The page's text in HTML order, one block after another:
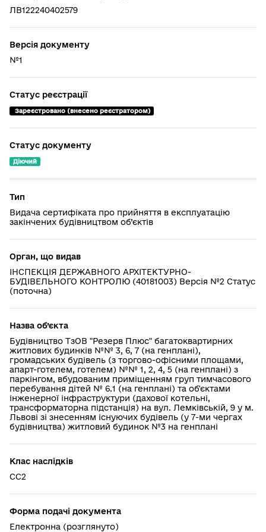
ЛВ122240402579
Версія документу
№1
Статус реєстрації
Зареєстровано (внесено реєстратором)
Статус документу
Діючий
Тип
Видача сертифіката про прийняття в експлуатацію
закінчених будівництвом об’єктів
Орган, що видав
ІНСПЕКЦІЯ ДЕРЖАВНОГО АРХІТЕКТУРНО-
БУДІВЕЛЬНОГО КОНТРОЛЮ (40181003) Версія №2 Статус
(поточна)
Назва об’єкта
Будівництво ТзОВ "Резерв Плюс" багатоквартирних
житлових будинків №№ 3, 6, 7 (на генплані),
громадських будівель (з торгово-офісними площами,
апарт-готелем, готелем) №№ 1, 2, 4, 5 (на генплані) з
паркінгом, вбудованим приміщенням груп тимчасового
перебування дітей № 6.1 (на генплані) та об'єктами
інженерної інфраструктури (дахової котельні,
трансформаторна підстанція) на вул. Лемківській, 9 у м.
Львові зі знесенням існуючих будівель (у 7-ми чергах
будівництва) житловий будинок №3 на генплані
Клас наслідків
СС2
Форма подачі документа
Електронна (розглянуто)